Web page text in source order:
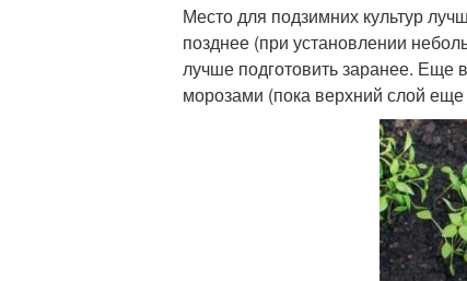
Место для подзимних культур
позднее (при установлении
лучше подготовить заранее. Еще
морозами (пока верхний слой